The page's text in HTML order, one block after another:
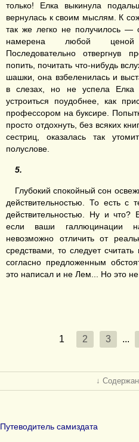
только! Елка выкинула
вернулась к своим мыслям. К
так же легко не получилось —
намерена любой ценой
Последовательно отвергнув
попить, почитать что-нибудь
шашки, она взбеленилась и
в слезах, но не успела Елка
устроиться поудобнее, как
профессором на буксире.
просто отдохнуть, без всяких
сестриц, оказалась так
полуслове.
5.
Глубокий спокойный сон
действительностью. То есть
действительностью. Ну и
если ваши галлюцинации
невозможно отличить от
средствами, то следует
согласно предложенным
это написал и не Лем... Но это
1 2 3 ...
↓
Путеводитель самиздата